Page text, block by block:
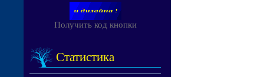
Получить код кнопки
Статистика